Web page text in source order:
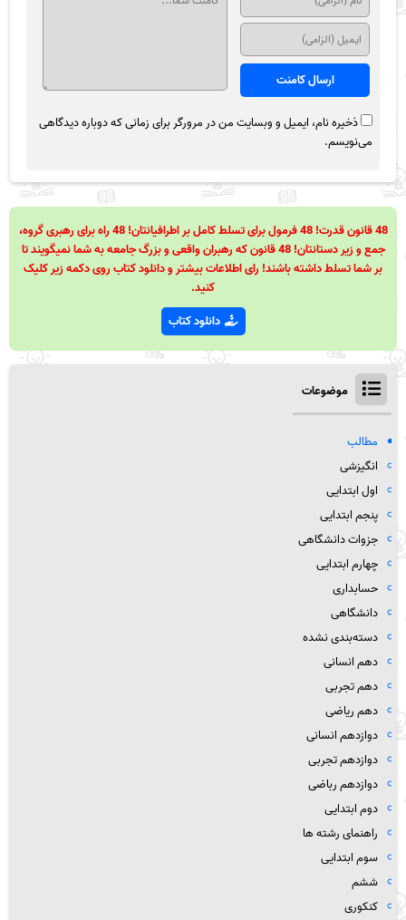
ذخیره نام، ایمیل و وبسایت من در مرورگر برای زمانی که دوباره دیدگاهی
می‌نویسم.
48 قانون قدرت! 48 فرمول برای تسلط کامل بر اطرافیانتان! 48 راه برای رهبری گروه،
جمع و زیر دستانتان! 48 قانون که رهبران واقعی و بزرگ جامعه به شما نمیگویند تا
بر شما تسلط داشته باشند! رای اطلاعات بیشتر و دانلود کتاب روی دکمه زیر کلیک
کنید.
دانلود کتاب
موضوعات
مطالب
انگیزشی
اول ابتدایی
پنجم ابتدایی
جزوات دانشگاهی
چهارم ابتدایی
حسابداری
دانشگاهی
دسته‌بندی نشده
دهم انسانی
دهم تجربی
دهم ریاضی
دوازدهم انسانی
دوازدهم تجربی
دوازدهم رباضی
دوم ابتدایی
راهنمای رشته ها
سوم ابتدایی
ششم
کنکوری